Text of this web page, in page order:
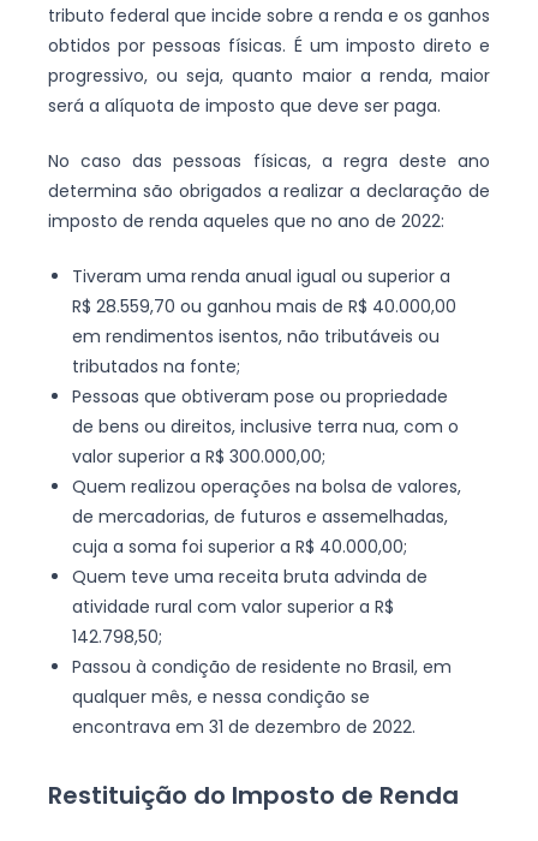
tributo federal que incide sobre a renda e os ganhos
obtidos por pessoas físicas. É um imposto direto e
progressivo, ou seja, quanto maior a renda, maior
será a alíquota de imposto que deve ser paga.
No caso das pessoas físicas, a regra deste ano
determina são obrigados a realizar a declaração de
imposto de renda aqueles que no ano de 2022:
Tiveram uma renda anual igual ou superior a
R$ 28.559,70 ou ganhou mais de R$ 40.000,00
em rendimentos isentos, não tributáveis ou
tributados na fonte;
Pessoas que obtiveram pose ou propriedade
de bens ou direitos, inclusive terra nua, com o
valor superior a R$ 300.000,00;
Quem realizou operações na bolsa de valores,
de mercadorias, de futuros e assemelhadas,
cuja a soma foi superior a R$ 40.000,00;
Quem teve uma receita bruta advinda de
atividade rural com valor superior a R$
142.798,50;
Passou à condição de residente no Brasil, em
qualquer mês, e nessa condição se
encontrava em 31 de dezembro de 2022.
Restituição do Imposto de Renda